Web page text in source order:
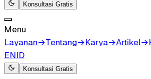
Konsultasi Gratis
Menu
Layanan→Tentang→Karya→Artikel→
ENID
Konsultasi Gratis